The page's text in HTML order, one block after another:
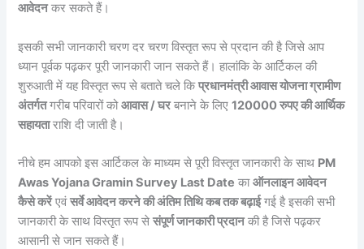
आवेदनकर सकते हैं।
इसकी सभी जानकारी चरण दर चरण विस्तृत रूप से प्रदान की है जिसे आप
ध्यान पूर्वक पढ़कर पूरी जानकारी जान सकते हैं। हालांकि के आर्टिकल की
शुरुआती में यह विस्तृत रूप से बताते चले किप्रधानमंत्री आवास योजना ग्रामीण
अंतर्गतगरीब परिवारों कोआवास / घरबनाने के लिए120000 रुपए की आर्थिक
सहायताराशि दी जाती है।
नीचे हम आपको इस आर्टिकल के माध्यम से पूरी विस्तृत जानकारी के साथ PM
Awas Yojana Gramin Survey Last Date काऑनलाइन आवेदन
कैसे करेंएवंसर्वे आवेदन करने की अंतिम तिथि कब तक बढ़ाईगई है इसकी सभी
जानकारी के साथ विस्तृत रूप सेसंपूर्ण जानकारी प्रदानकी है जिसे पढ़कर
आसानी से जान सकते हैं।